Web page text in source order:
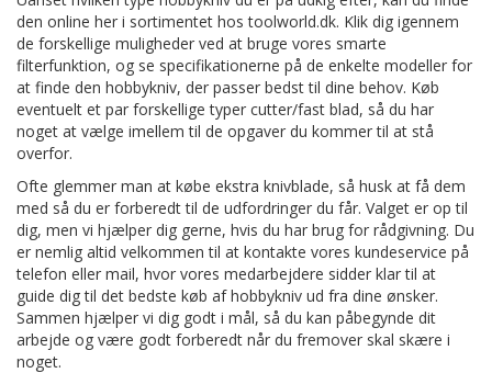
den online her i sortimentet hos toolworld.dk. Klik dig igennem
de forskellige muligheder ved at bruge vores smarte
filterfunktion, og se specifikationerne på de enkelte modeller for
at finde den hobbykniv, der passer bedst til dine behov. Køb
eventuelt et par forskellige typer cutter/fast blad, så du har
noget at vælge imellem til de opgaver du kommer til at stå
overfor.
Ofte glemmer man at købe ekstra knivblade, så husk at få dem
med så du er forberedt til de udfordringer du får. Valget er op til
dig, men vi hjælper dig gerne, hvis du har brug for rådgivning. Du
er nemlig altid velkommen til at kontakte vores kundeservice på
telefon eller mail, hvor vores medarbejdere sidder klar til at
guide dig til det bedste køb af hobbykniv ud fra dine ønsker.
Sammen hjælper vi dig godt i mål, så du kan påbegynde dit
arbejde og være godt forberedt når du fremover skal skære i
noget.